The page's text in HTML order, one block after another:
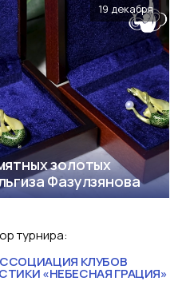
19 декабря
золотых
Фазулзянова
турнира:
КЛУБОВ
«НЕБЕСНАЯ ГРАЦИЯ»